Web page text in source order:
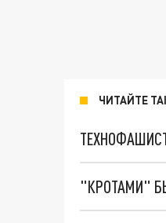
ЧИТАЙТЕ
"КРОТАМИ"